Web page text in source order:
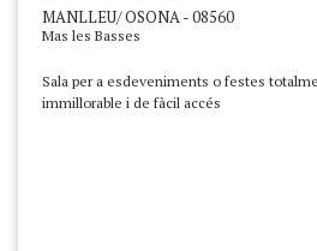
MANLLEU/ OSONA - 08560
Mas les Basses
Sala per a esdeveniments o festes
immillorable i de fàcil accés